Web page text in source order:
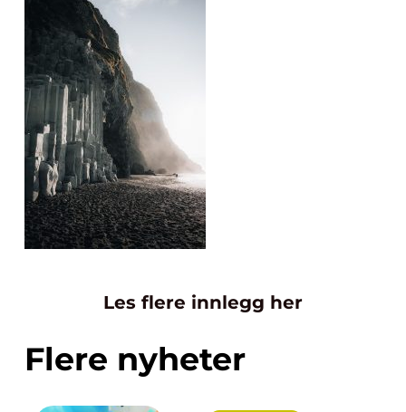
Les flere innlegg her
Flere nyheter